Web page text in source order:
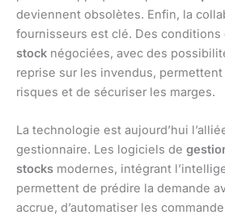
deviennent obsolètes. Enfin, la
fournisseurs est clé. Des conditions
stock négociées, avec des
reprise sur les invendus,
risques et de sécuriser les marges.
La technologie est aujourd’hui
gestionnaire. Les logiciels de
stocks modernes, intégrant
permettent de prédire la demande
accrue, d’automatiser les